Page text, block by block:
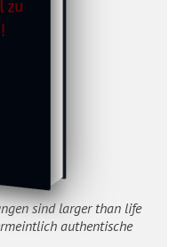
sind larger than life
authentische